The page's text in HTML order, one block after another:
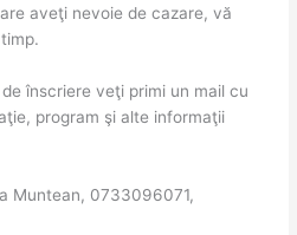
aveţi nevoie de cazare, vă
înscriere veţi primi un mail cu
program şi alte informaţii
Muntean, 0733096071,